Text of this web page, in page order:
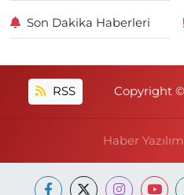
Son Dakika Haberleri
RSS Copyright ©
Haber